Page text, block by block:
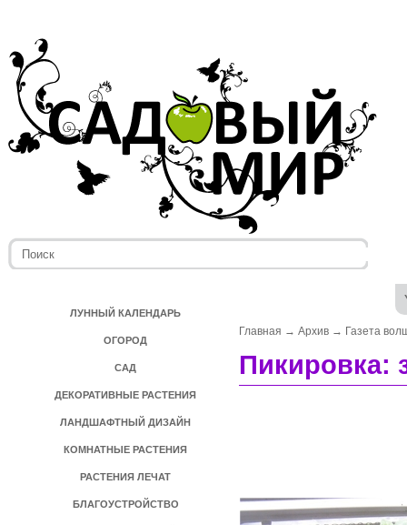
ЛУННЫЙ КАЛЕНДАРЬ
ОГОРОД
САД
ДЕКОРАТИВНЫЕ РАСТЕНИЯ
ЛАНДШАФТНЫЙ ДИЗАЙН
КОМНАТНЫЕ РАСТЕНИЯ
РАСТЕНИЯ ЛЕЧАТ
БЛАГОУСТРОЙСТВО
Главная → Архив → Газета
Пикировка: